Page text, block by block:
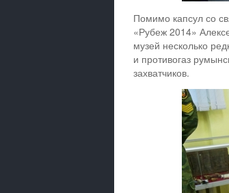
Помимо капсул со
«Рубеж 2014»
музей несколько
и противогаз
захватчиков.